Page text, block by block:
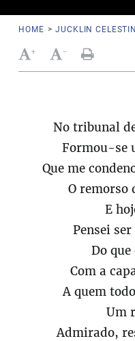
HOME > JUCKLIN
+ -
No tribunal
Formou-se
Que me
O remorso
E
Pensei
Do
Com a
A quem
Um
Admirado,